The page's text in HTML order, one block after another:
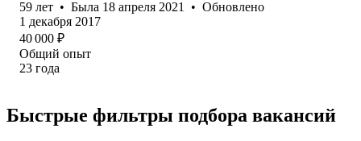
59 лет • Была 18 апреля 2021 • Обновлено
1 декабря 2017
40 000 ₽
Общий опыт
23 года
Быстрые фильтры подбора вакансий